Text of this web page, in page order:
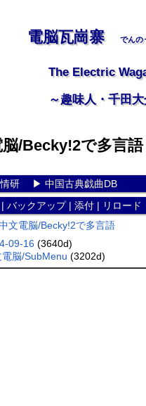
電脳瓦崗寨 でんの
The Electric
～趣味人・千田
/Becky!2で多言語
研▶ 中国古典戯曲DB
バックアップ| 添付| リロード
文電脳/Becky!2で多言語
09-16 (3640d)
電脳/SubMenu (3202d)